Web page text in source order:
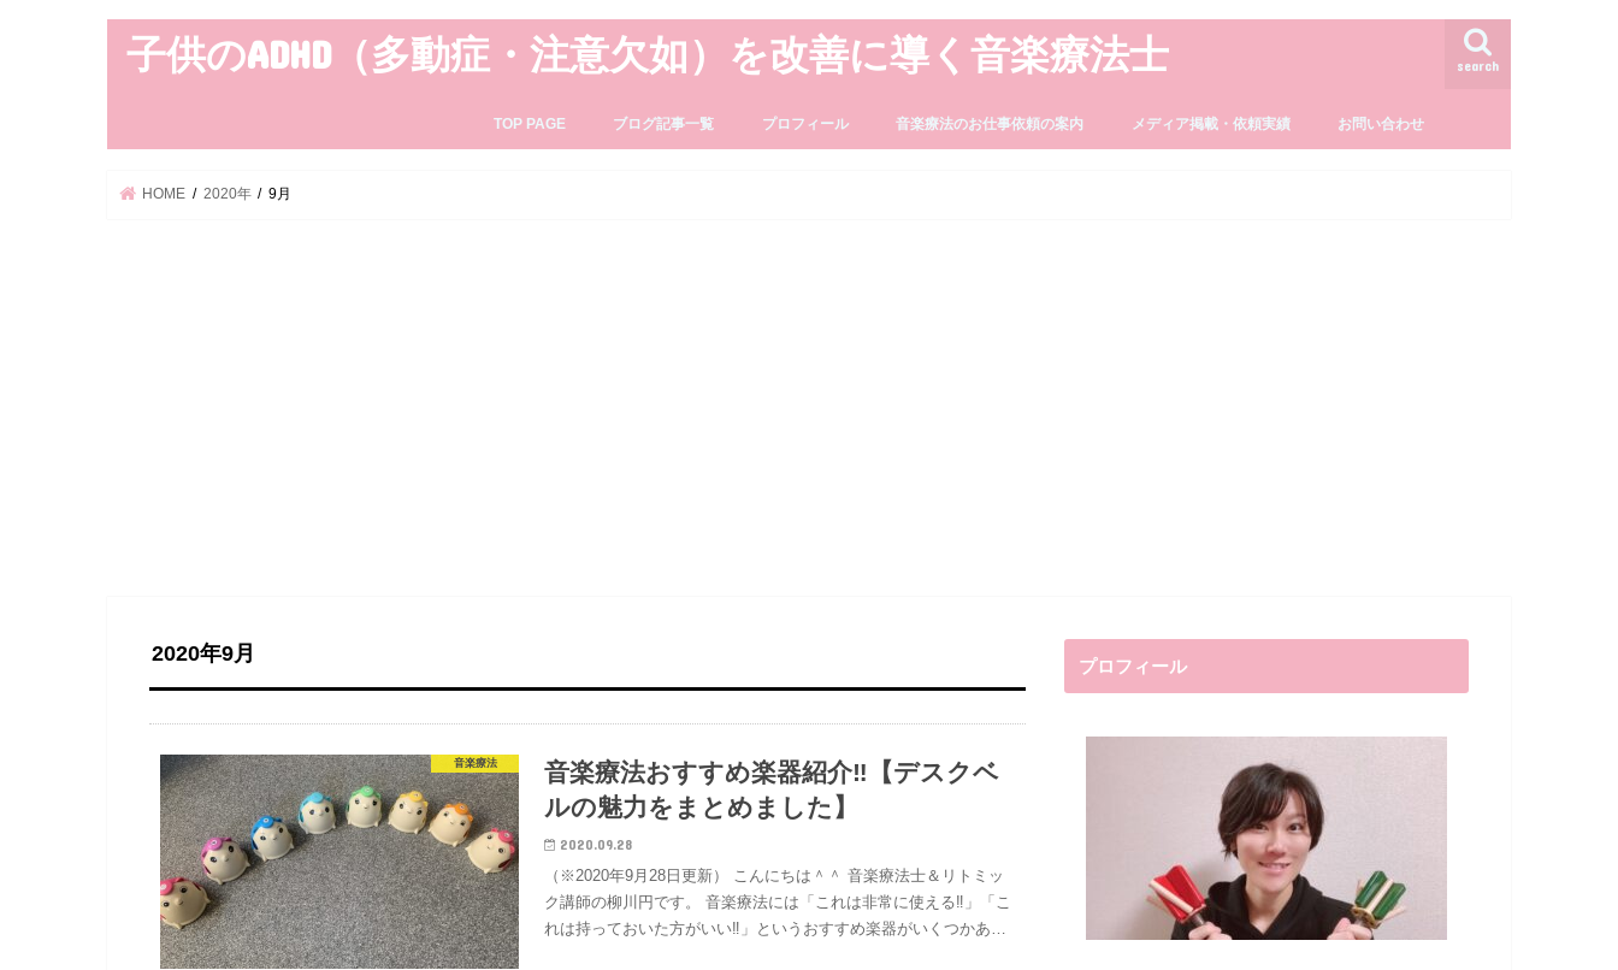
子供のADHD（多動症・注意欠如）を改善に導く音楽療法士 search
TOP PAGE ブログ記事一覧 プロフィール 音楽療法のお仕事依頼の案内 メディア掲載・依頼実績 お問い合わせ
HOME 2020年 9月
2020年9月
音楽療法
音楽療法おすすめ楽器紹介‼︎【デスクベ
ルの魅力をまとめました】
2020.09.28
（※2020年9月28日更新） こんにちは＾＾ 音楽療法士＆リトミッ
ク講師の柳川円です。 音楽療法には「これは非常に使える‼︎」「こ
れは持っておいた方がいい‼︎」というおすすめ楽器がいくつかあ…
プロフィール